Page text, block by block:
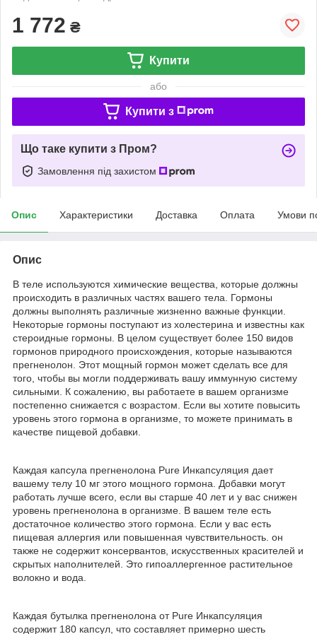
1 772 ₴
Купити
або
Купити з
Що таке купити з Пром?
Замовлення під захистом
Опис Характеристики Доставка Оплата Умови
Опис
В теле используются химические вещества, которые должны
происходить в различных частях вашего тела. Гормоны
должны выполнять различные жизненно важные функции.
Некоторые гормоны поступают из холестерина и известны как
стероидные гормоны. В целом существует более 150 видов
гормонов природного происхождения, которые называются
прегненолон. Этот мощный гормон может сделать все для
того, чтобы вы могли поддерживать вашу иммунную систему
сильными. К сожалению, вы работаете в вашем организме
постепенно снижается с возрастом. Если вы хотите повысить
уровень этого гормона в организме, то можете принимать в
качестве пищевой добавки.
Каждая капсула прегненолона Pure Инкапсуляция дает
вашему телу 10 мг этого мощного гормона. Добавки могут
работать лучше всего, если вы старше 40 лет и у вас снижен
уровень прегненолона в организме. В вашем теле есть
достаточное количество этого гормона. Если у вас есть
пищевая аллергия или повышенная чувствительность. он
также не содержит консервантов, искусственных красителей и
скрытых наполнителей. Это гипоаллергенное растительное
волокно и вода.
Каждая бутылка прегненолона от Pure Инкапсуляция
содержит 180 капсул, что составляет примерно шесть